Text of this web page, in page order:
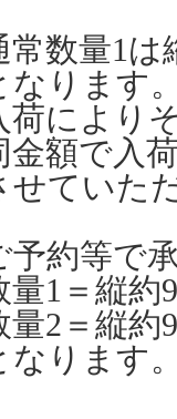
数量1は
ります
により
額で入
ていた
約等で
1＝縦約
2＝縦約
ります